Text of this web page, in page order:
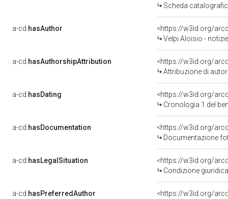
Scheda
a-cd:hasAuthor
<https://w3id.org/
Velpi Aloisio -
a-cd:hasAuthorshipAttribution
<https://w3id.org/
Attribuzione di
a-cd:hasDating
<https://w3id.org/
Cronologia 1 del
a-cd:hasDocumentation
Documentazione
a-cd:hasLegalSituation
Condizione
a-cd:hasPreferredAuthor
<https://w3id.org/